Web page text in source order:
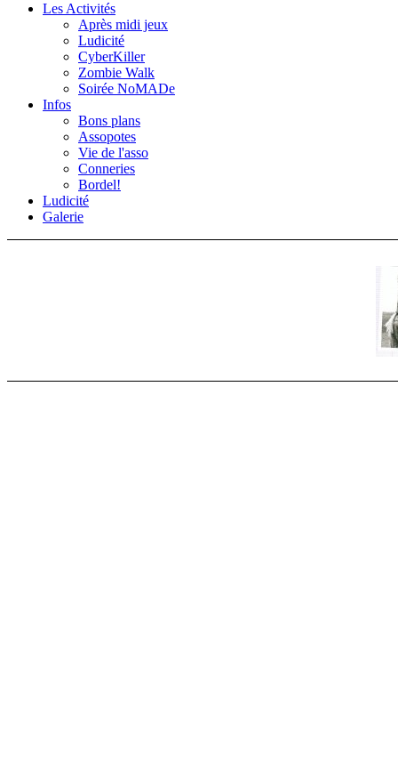
Les Activités
Après midi jeux
Ludicité
CyberKiller
Zombie Walk
Soirée NoMADe
Infos
Bons plans
Assopotes
Vie de l'asso
Conneries
Bordel!
Ludicité
Galerie